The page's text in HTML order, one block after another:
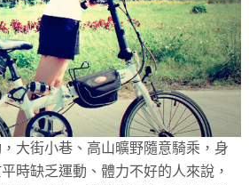
大街小巷、高山曠野隨意騎乘，身
時缺乏運動、體力不好的人來說，